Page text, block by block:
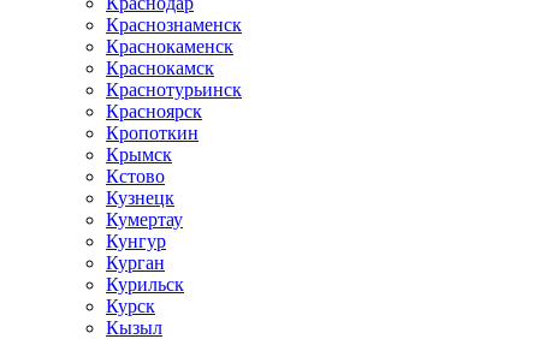
Краснознаменск
Краснокаменск
Краснокамск
Краснотурьинск
Красноярск
Кропоткин
Крымск
Кстово
Кузнецк
Кумертау
Кунгур
Курган
Курильск
Курск
Кызыл